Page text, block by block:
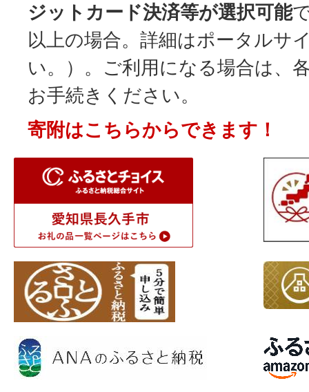
ジットカード決済等が選択可能
以上の場合。詳細はポータルサ
い。）。ご利用になる場合は、
お手続きください。
寄附はこちらからできます！